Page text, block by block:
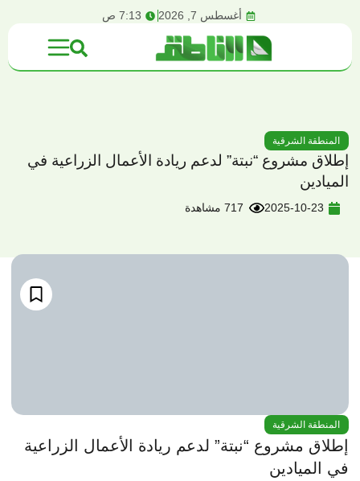
أغسطس 7, 2026 7:13 ص
المنطقة الشرقية
إطلاق مشروع “نبتة” لدعم ريادة الأعمال الزراعية في
الميادين
2025-10-23 717 مشاهدة
المنطقة الشرقية
إطلاق مشروع “نبتة” لدعم ريادة الأعمال الزراعية
في الميادين